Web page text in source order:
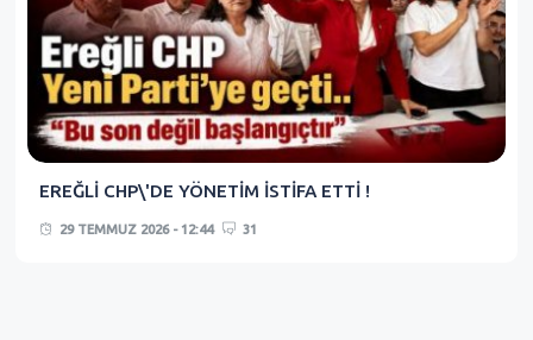
EREĞLİ CHP\'DE YÖNETİM İSTİFA ETTİ !
29 TEMMUZ 2026 - 12:44 31